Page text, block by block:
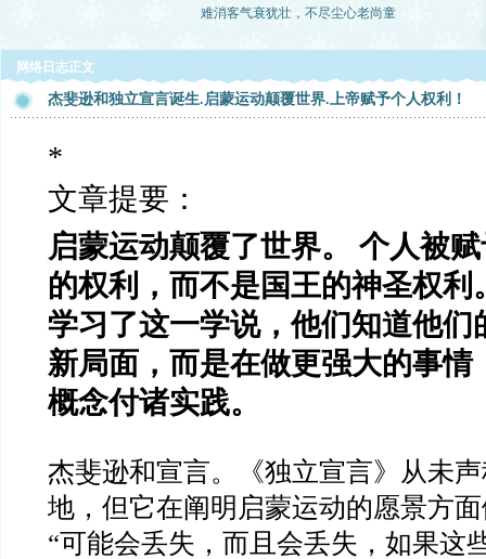
难消客气衰犹壮，不尽尘心老尚童
网络日志正文
杰斐逊和独立宣言诞生.启蒙运动颠覆世界.上帝赋予个人权利！
*
文章提要：
启蒙运动颠覆了世界。 个人被
的权利，而不是国王的神圣权利
学习了这一学说，他们知道他们
新局面，而是在做更强大的事情
概念付诸实践。
杰斐逊和宣言。《独立宣言》从未
地，但它在阐明启蒙运动的愿景方
“可能会丢失，而且会丢失，如果这